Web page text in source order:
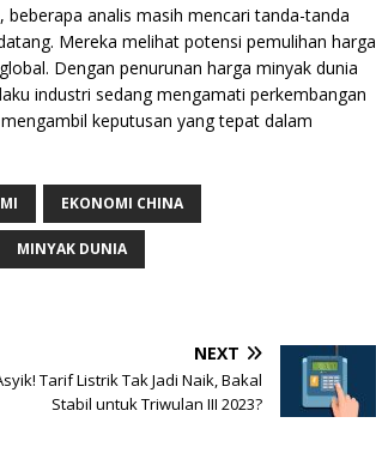
analis masih mencari tanda-tanda
Mereka melihat potensi pemulihan harga
Dengan penurunan harga minyak dunia
industri sedang mengamati perkembangan
keputusan yang tepat dalam
EKONOMI CHINA
MINYAK DUNIA
NEXT
Tarif Listrik Tak Jadi Naik, Bakal
Stabil untuk Triwulan III 2023?